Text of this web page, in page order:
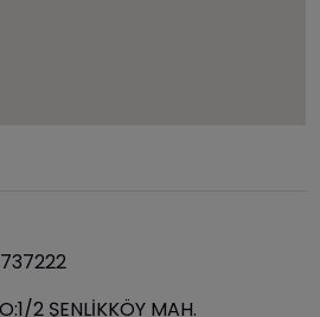
2 ŞENLİKKÖY MAH.